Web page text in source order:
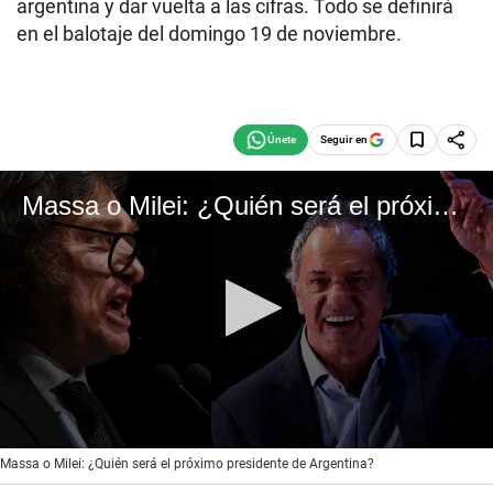
argentina y dar vuelta a las cifras. Todo se definirá
en el balotaje del domingo 19 de noviembre.
Seguir en
Massa o Milei: ¿Quién será el próximo presidente de Argentina?
0
seconds
Massa o Milei: ¿Quién será el próximo presidente de Argentina?